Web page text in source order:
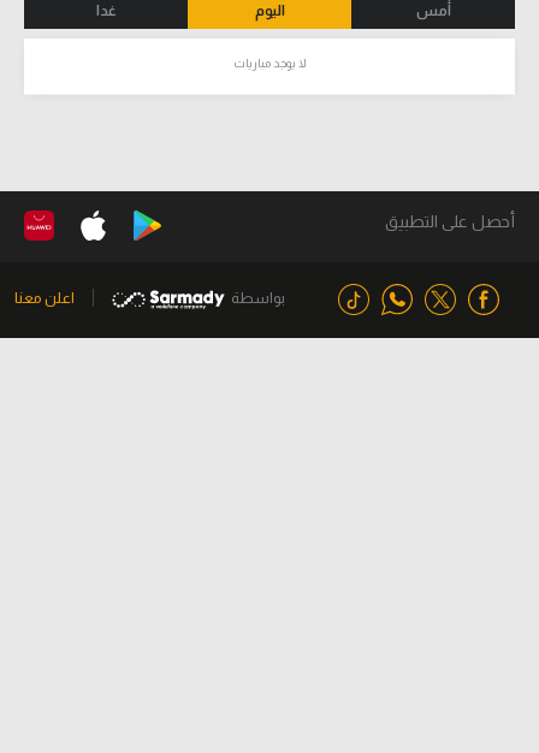
أمس اليوم غدا
لا يوجد مباريات
أحصل على التطبيق
بواسطة اعلن معنا